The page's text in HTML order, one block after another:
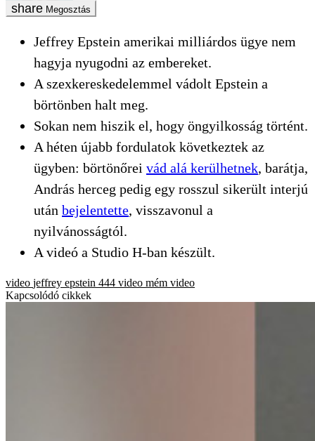
Megosztás
Jeffrey Epstein amerikai milliárdos ügye nem
hagyja nyugodni az embereket.
A szexkereskedelemmel vádolt Epstein a
börtönben halt meg.
Sokan nem hiszik el, hogy öngyilkosság történt.
A héten újabb fordulatok következtek az
ügyben: börtönőrei vád alá kerülhetnek, barátja,
András herceg pedig egy rosszul sikerült interjú
után bejelentette, visszavonul a
nyilvánosságtól.
A videó a Studio H-ban készült.
video jeffrey epstein 444 video mém video
Kapcsolódó cikkek